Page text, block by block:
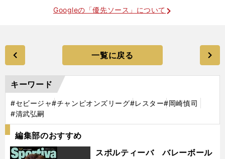
Googleの「優先ソース」について
一覧に戻る
キーワード
#セビージャ#チャンピオンズリーグ#レスター#岡崎慎司
#清武弘嗣
編集部のおすすめ
スポルティーバ バレーボール